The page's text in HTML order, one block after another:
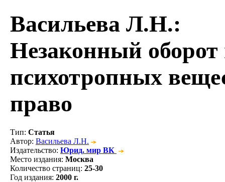
Васильева Л.Н.:
Незаконный оборот
психотропных
право
Тип: Статья
Автор: Васильева Л.Н.
Издательство: Юрид. мир ВК
Место издания: Москва
Количество страниц: 25-30
Год издания: 2000 г.